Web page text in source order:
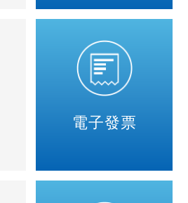
電子發票